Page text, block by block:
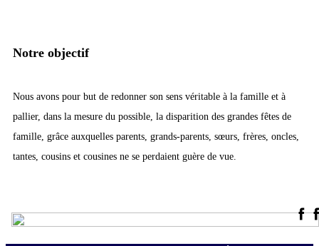
Notre objectif
Nous avons pour but de redonner son sens véritable à la famille et à
pallier, dans la mesure du possible, la disparition des grandes fêtes de
famille, grâce auxquelles parents, grands-parents, sœurs, frères, oncles,
tantes, cousins et cousines ne se perdaient guère de vue.